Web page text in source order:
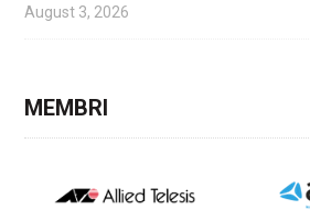
August 3, 2026
MEMBRI